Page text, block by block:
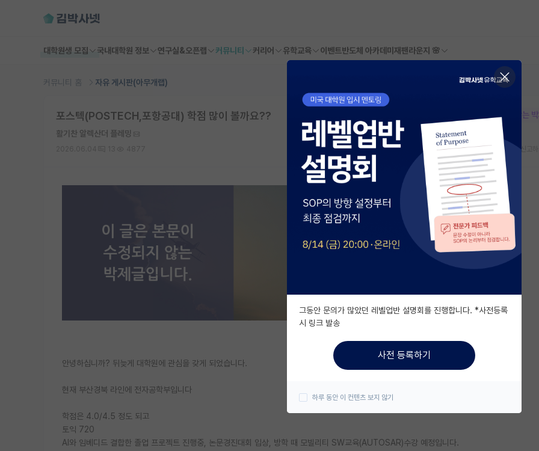
대학원생 모집 국내대학원 정보 연구실&오픈랩 커뮤니티 커리어 유학교육 이벤트반도체 아카데미 재팬라운지 🌸
커뮤니티 홈 자유 게시판(아무개랩)
본문이 수정되지 않는
포스텍(POSTECH,포항공대) 학점 많이 볼까요??
활기찬 알렉산더 플레밍
스크랩 신고하
안녕하십니까? 뒤늦게 대학원에 관심을 갖게 되었습니다.
현재 부산경북 라인에 전자공학부입니다
학점은 4.0/4.5 정도 되고
토익 720
AI와 임베디드 결합한 졸업 프로젝트 진행중, 논문경진대회 입상, 방학 때 모빌리티 SW교육(AUTOSAR)수강 예정입니다.
그동안 문의가 많았던 레벨업반 설명회를 진행합니다. *사전등록
시 링크 발송
사전 등록하기
하루 동안 이 컨텐츠 보지 않기